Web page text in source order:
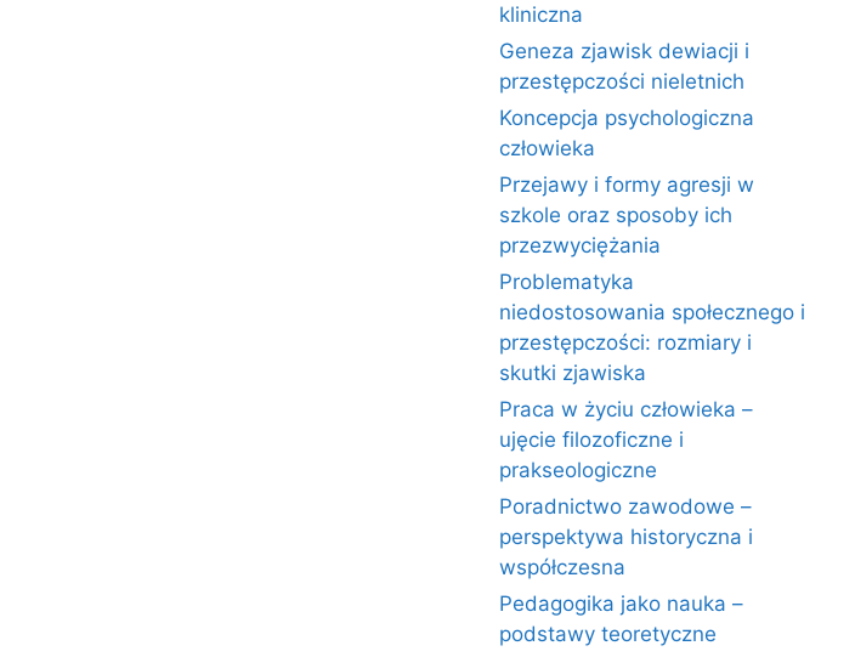
kliniczna
Geneza zjawisk dewiacji i
przestępczości nieletnich
Koncepcja psychologiczna
człowieka
Przejawy i formy agresji w
szkole oraz sposoby ich
przezwyciężania
Problematyka
niedostosowania społecznego i
przestępczości: rozmiary i
skutki zjawiska
Praca w życiu człowieka –
ujęcie filozoficzne i
prakseologiczne
Poradnictwo zawodowe –
perspektywa historyczna i
współczesna
Pedagogika jako nauka –
podstawy teoretyczne